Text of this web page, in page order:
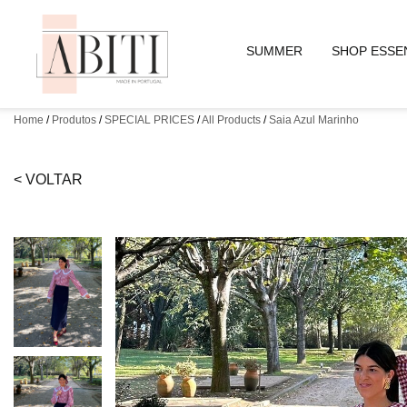
0
SUMMER
SHOP
ESSENTIALS
ACESSORIES
SUMMER SHOP
0
SUMMER
SHOP
ESSENTIALS
ACESSORIES
Home Produtos SPECIAL PRICES All Products Saia Azul Marinho
< VOLTAR